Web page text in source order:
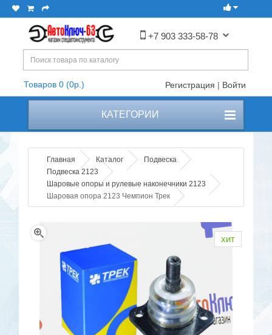
+7 903 333-58-78
Товаров 0 (0р.) Регистрация | Войти
КАТЕГОРИИ
Главная Каталог
Подвеска
Подвеска 2123
Шаровые опоры и рулевые наконечники 2123
Шаровая опора 2123 Чемпион Трек
хит